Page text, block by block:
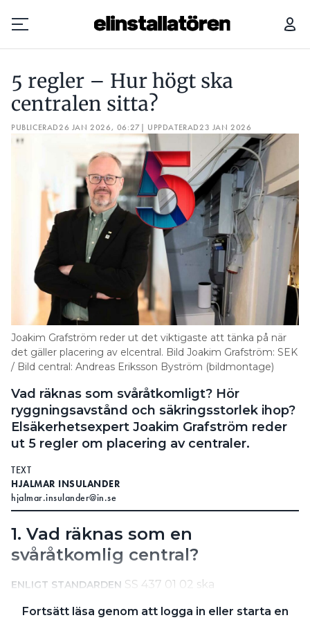
Prenumerera
Hantera prenumeration
Lediga jobb
Annonsera
Läs E-tidningen
Om tidningen
Kontakt
Personuppgifter
Search for:
SEARCH
5 regler – Hur högt ska
centralen sitta?
PUBLICERAD26 JAN 2026, 06:27| UPPDATERAD23 JAN 2026
Joakim Grafström reder ut det viktigaste att tänka på när
det gäller placering av elcentral. Bild Joakim Grafström: SEK
/ Bild central: Andreas Eriksson Byström (bildmontage)
Vad räknas som svåråtkomligt? Hör
ryggningsavstånd och säkringsstorlek ihop?
Elsäkerhetsexpert Joakim Grafström reder
ut 5 regler om placering av centraler.
TEXT
HJALMAR INSULANDER
hjalmar.insulander@in.se
1. Vad räknas som en
svåråtkomlig central?
ENLIGT STANDARDEN SS 437 01 02 ska
Fortsätt läsa genom att logga in eller starta en
5 REGLER – HUR HÖGT SKA CENTRALEN SITTA?